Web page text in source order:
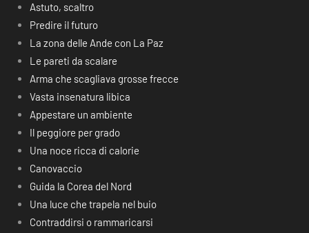
Astuto, scaltro
Predire il futuro
La zona delle Ande con La Paz
Le pareti da scalare
Arma che scagliava grosse frecce
Vasta insenatura libica
Appestare un ambiente
Il peggiore per grado
Una noce ricca di calorie
Canovaccio
Guida la Corea del Nord
Una luce che trapela nel buio
Contraddirsi o rammaricarsi